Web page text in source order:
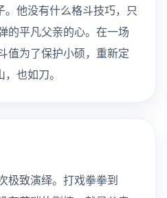
。他没有什么格斗技巧，只
的平凡父亲的心。在一场
值为了保护小硕，重新定
也如刀。
极致演绎。打戏拳拳到